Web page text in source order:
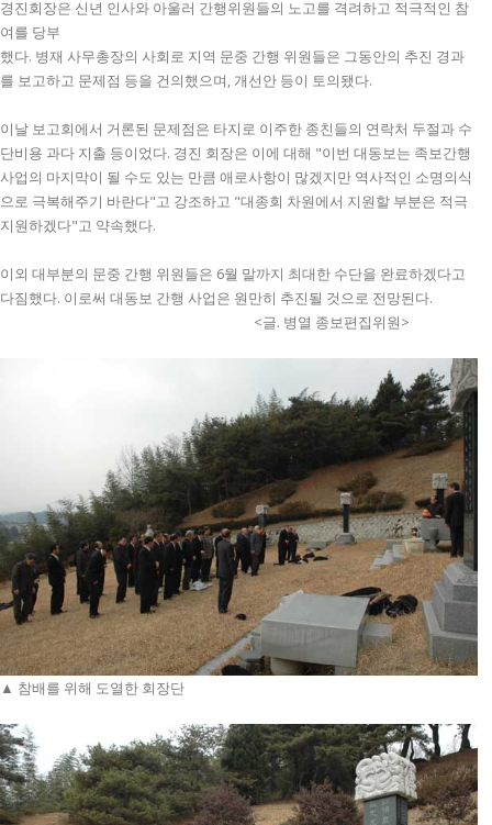
경진회장은 신년 인사와 아울러 간행위원들의 노고를 격려하고 적극적인 참
여를 당부
했다. 병재 사무총장의 사회로 지역 문중 간행 위원들은 그동안의 추진 경과
를 보고하고 문제점 등을 건의했으며, 개선안 등이 토의됐다.
이날 보고회에서 거론된 문제점은 타지로 이주한 종친들의 연락처 두절과 수
단비용 과다 지출 등이었다. 경진 회장은 이에 대해 "이번 대동보는 족보간행
사업의 마지막이 될 수도 있는 만큼 애로사항이 많겠지만 역사적인 소명의식
으로 극복해주기 바란다"고 강조하고 "대종회 차원에서 지원할 부분은 적극
지원하겠다"고 약속했다.
이외 대부분의 문중 간행 위원들은 6월 말까지 최대한 수단을 완료하겠다고
다짐했다. 이로써 대동보 간행 사업은 원만히 추진될 것으로 전망된다.
<글. 병열 종보편집위원>
▲ 참배를 위해 도열한 회장단